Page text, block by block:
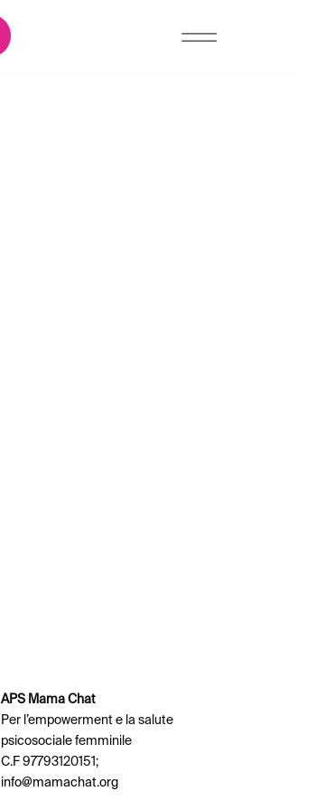
APS Mama Chat
Per l’empowerment e la salute
psicosociale femminile
C.F 97793120151;
info@mamachat.org